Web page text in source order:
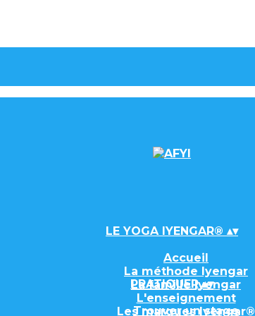
LE YOGA IYENGAR® ▴▾
Accueil
La méthode Iyengar
La famille Iyengar
L'enseignement
Les marques Iyengar®
PRATIQUER▴▾
Trouver un stage